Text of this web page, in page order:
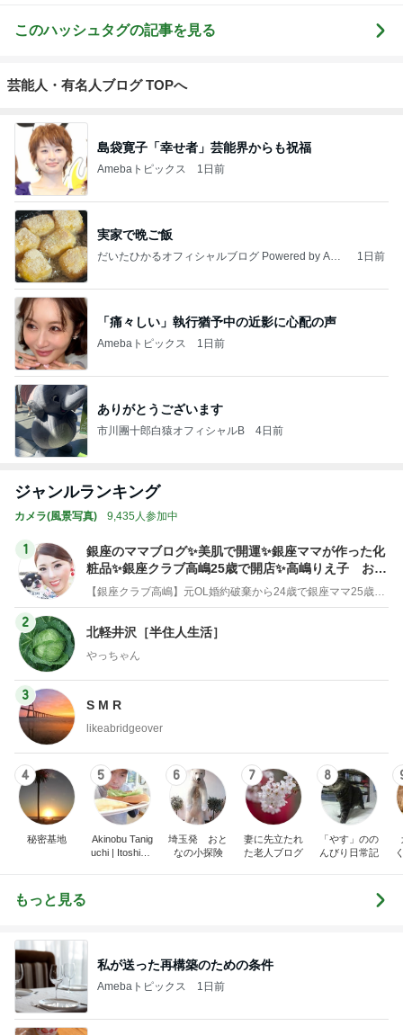
このハッシュタグの記事を見る
芸能人・有名人ブログ TOPへ
島袋寛子「幸せ者」芸能界からも祝福
Amebaトピックス 1日前
実家で晩ご飯
だいたひかるオフィシャルブログ Powered by Ame
1日前
「痛々しい」執行猶予中の近影に心配の声
Amebaトピックス 1日前
ありがとうございます
市川團十郎白猿オフィシャルB 4日前
ジャンルランキング
カメラ(風景写真) 9,435人参加中
1
銀座のママブログ✨美肌で開運✨銀座ママが作った化
粧品✨銀座クラブ高嶋25歳で開店✨高嶋りえ子 お着
物でエルメス バーキン コーデ
2
北軽井沢［半住人生活］
やっちゃん
3
S M R
likeabridgeover
4
秘密基地
5
Akinobu Tanig
uchi | Itoshima
6
埼玉発 おと
なの小探険
7
妻に先立たれ
た老人ブログ
8
「やす」のの
んびり日常記
もっと見る
私が送った再構築のための条件
Amebaトピックス 1日前